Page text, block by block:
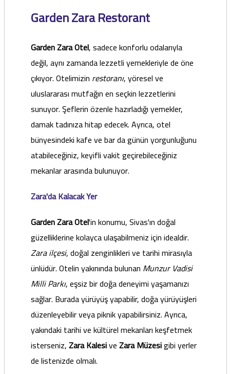
Garden Zara Restorant
Garden Zara Otel, sadece konforlu odalarıyla
değil, aynı zamanda lezzetli yemekleriyle de öne
çıkıyor. Otelimizin restoranı, yöresel ve
uluslararası mutfağın en seçkin lezzetlerini
sunuyor. Şeflerin özenle hazırladığı yemekler,
damak tadınıza hitap edecek. Ayrıca, otel
bünyesindeki kafe ve bar da günün yorgunluğunu
atabileceğiniz, keyifli vakit geçirebileceğiniz
mekanlar arasında bulunuyor.
Zara'da Kalacak Yer
Garden Zara Otel'in konumu, Sivas'ın doğal
güzelliklerine kolayca ulaşabilmeniz için idealdir.
Zara ilçesi, doğal zenginlikleri ve tarihi mirasıyla
ünlüdür. Otelin yakınında bulunan Munzur Vadisi
Milli Parkı, eşsiz bir doğa deneyimi yaşamanızı
sağlar. Burada yürüyüş yapabilir, doğa yürüyüşleri
düzenleyebilir veya piknik yapabilirsiniz. Ayrıca,
yakındaki tarihi ve kültürel mekanları keşfetmek
isterseniz,Zara KalesiveZara Müzesigibi yerler
de listenizde olmalı.